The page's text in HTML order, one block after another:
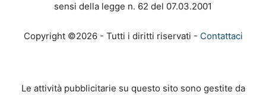
sensi della legge n. 62 del 07.03.2001
Copyright ©2026 - Tutti i diritti riservati - Contattaci
Le attività pubblicitarie su questo sito sono gestite da